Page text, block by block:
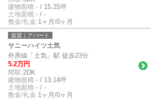
建物面積:- / 15.25坪
土地面積:- / -
敷金/礼金:1ヶ月/0ヶ月
賃貸｜アパート
サニーハイツ土気
外房線「土気」駅 徒歩23分
5.2万円
間取:2DK
建物面積:- / 13.14坪
土地面積:- / -
敷金/礼金:1ヶ月/0ヶ月